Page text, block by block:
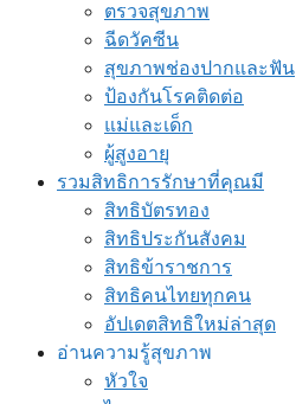
ตรวจสุขภาพ
ฉีดวัคซีน
สุขภาพช่องปากและฟัน
ป้องกันโรคติดต่อ
แม่และเด็ก
ผู้สูงอายุ
รวมสิทธิการรักษาที่คุณมี
สิทธิบัตรทอง
สิทธิประกันสังคม
สิทธิข้าราชการ
สิทธิคนไทยทุกคน
อัปเดตสิทธิใหม่ล่าสุด
อ่านความรู้สุขภาพ
หัวใจ